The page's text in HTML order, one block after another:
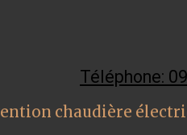
Téléphone:
chaudière